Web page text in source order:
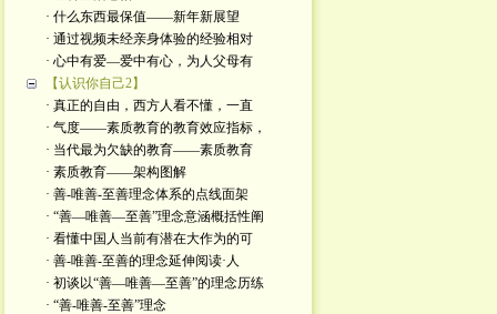
· 什么东西最保值——新年新展望
· 通过视频未经亲身体验的经验相对
· 心中有爱—爱中有心，为人父母有
【认识你自己2】
· 真正的自由，西方人看不懂，一直
· 气度——素质教育的教育效应指标，
· 当代最为欠缺的教育——素质教育
· 素质教育——架构图解
· 善-唯善-至善理念体系的点线面架
· “善—唯善—至善”理念意涵概括性阐
· 看懂中国人当前有潜在大作为的可
· 善-唯善-至善的理念延伸阅读·人
· 初谈以“善—唯善—至善”的理念历练
· “善-唯善-至善”理念